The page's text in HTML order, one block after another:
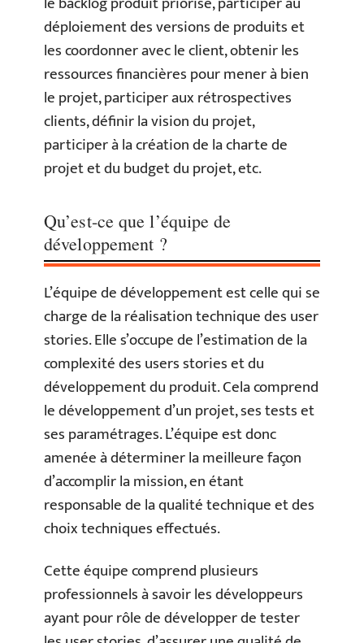
déploiement des versions de produits et
les coordonner avec le client, obtenir les
ressources financières pour mener à bien
le projet, participer aux rétrospectives
clients, définir la vision du projet,
participer à la création de la charte de
projet et du budget du projet, etc.
Qu’est-ce que l’équipe de
développement ?
L’équipe de développement est celle qui se
charge de la réalisation technique des user
stories. Elle s’occupe de l’estimation de la
complexité des users stories et du
développement du produit. Cela comprend
le développement d’un projet, ses tests et
ses paramétrages. L’équipe est donc
amenée à déterminer la meilleure façon
d’accomplir la mission, en étant
responsable de la qualité technique et des
choix techniques effectués.
Cette équipe comprend plusieurs
professionnels à savoir les développeurs
ayant pour rôle de développer de tester